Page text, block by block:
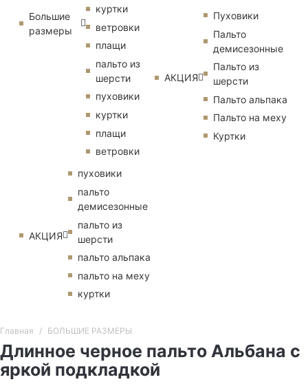
Большие
размеры
куртки
ветровки
плащи
пальто из
шерсти
пуховики
куртки
плащи
ветровки
АКЦИЯ
пуховики
пальто
демисезонные
пальто из
шерсти
пальто альпака
пальто на меху
куртки
АКЦИЯ
Пуховики
Пальто
демисезонные
Пальто из
шерсти
Пальто альпака
Пальто на меху
Куртки
Главная БОЛЬШИЕ РАЗМЕРЫ
Длинное черное пальто Альбана с
яркой подкладкой